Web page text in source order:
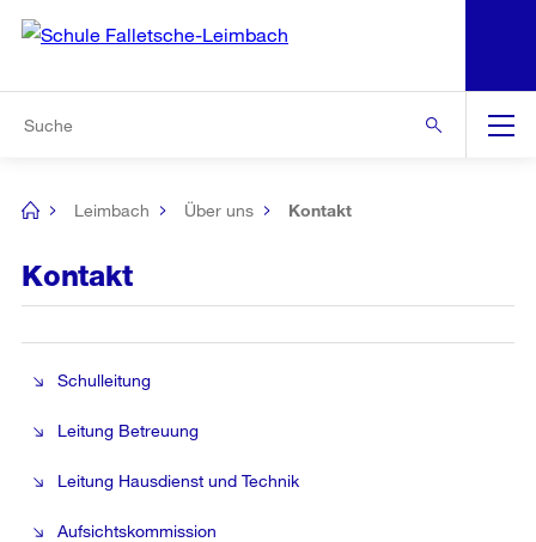
Navigation
[no
Leimbach Über uns Kontakt
Kontakt
Schulleitung
Leitung Betreuung
Leitung Hausdienst und Technik
Aufsichtskommission